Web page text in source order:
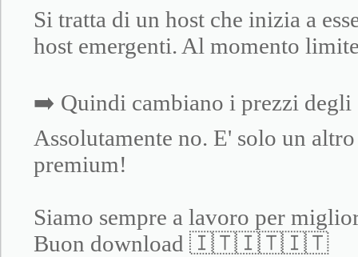
Si tratta di un host che inizia a
host emergenti. Al momento
➡️ Quindi cambiano i prezzi degli
Assolutamente no. E' solo un
premium!
Siamo sempre a lavoro per
Buon download 🇮🇹🇮🇹🇮🇹